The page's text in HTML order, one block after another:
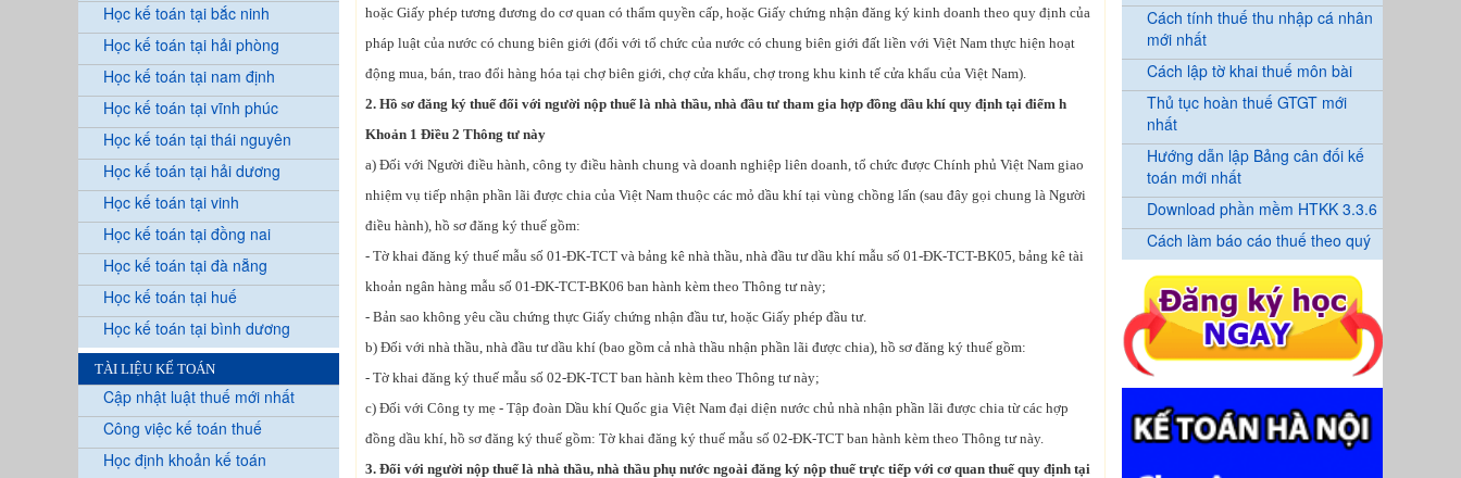
Học kế toán tại bắc ninh
Học kế toán tại hải phòng
Học kế toán tại nam định
Học kế toán tại vĩnh phúc
Học kế toán tại thái nguyên
Học kế toán tại hải dương
Học kế toán tại vinh
Học kế toán tại đồng nai
Học kế toán tại đà nẵng
Học kế toán tại huế
Học kế toán tại bình dương
TÀI LIỆU KẾ TOÁN
Cập nhật luật thuế mới nhất
Công việc kế toán thuế
Học định khoản kế toán
hoặc Giấy phép tương đương do cơ quan có thẩm quyền cấp, hoặc Giấy chứng nhận đăng ký kinh doanh theo quy định của
pháp luật của nước có chung biên giới (đối với tổ chức của nước có chung biên giới đất liền với Việt Nam thực hiện hoạt
động mua, bán, trao đổi hàng hóa tại chợ biên giới, chợ cửa khẩu, chợ trong khu kinh tế cửa khẩu của Việt Nam).
2. Hồ sơ đăng ký thuế đối với người nộp thuế là nhà thầu, nhà đầu tư tham gia hợp đồng dầu khí quy định tại điểm h
Khoản 1 Điều 2 Thông tư này
a) Đối với Người điều hành, công ty điều hành chung và doanh nghiệp liên doanh, tổ chức được Chính phủ Việt Nam giao
nhiệm vụ tiếp nhận phần lãi được chia của Việt Nam thuộc các mỏ dầu khí tại vùng chồng lấn (sau đây gọi chung là Người
điều hành), hồ sơ đăng ký thuế gồm:
- Tờ khai đăng ký thuế mẫu số 01-ĐK-TCT và bảng kê nhà thầu, nhà đầu tư dầu khí mẫu số 01-ĐK-TCT-BK05, bảng kê tài
khoản ngân hàng mẫu số 01-ĐK-TCT-BK06 ban hành kèm theo Thông tư này;
- Bản sao không yêu cầu chứng thực Giấy chứng nhận đầu tư, hoặc Giấy phép đầu tư.
b) Đối với nhà thầu, nhà đầu tư dầu khí (bao gồm cả nhà thầu nhận phần lãi được chia), hồ sơ đăng ký thuế gồm:
- Tờ khai đăng ký thuế mẫu số 02-ĐK-TCT ban hành kèm theo Thông tư này;
c) Đối với Công ty mẹ - Tập đoàn Dầu khí Quốc gia Việt Nam đại diện nước chủ nhà nhận phần lãi được chia từ các hợp
đồng dầu khí, hồ sơ đăng ký thuế gồm: Tờ khai đăng ký thuế mẫu số 02-ĐK-TCT ban hành kèm theo Thông tư này.
3. Đối với người nộp thuế là nhà thầu, nhà thầu phụ nước ngoài đăng ký nộp thuế trực tiếp với cơ quan thuế quy định tại
Cách tính thuế thu nhập cá nhân
mới nhất
Cách lập tờ khai thuế môn bài
Thủ tục hoàn thuế GTGT mới
nhất
Hướng dẫn lập Bảng cân đối kế
toán mới nhất
Download phần mềm HTKK 3.3.6
Cách làm báo cáo thuế theo quý